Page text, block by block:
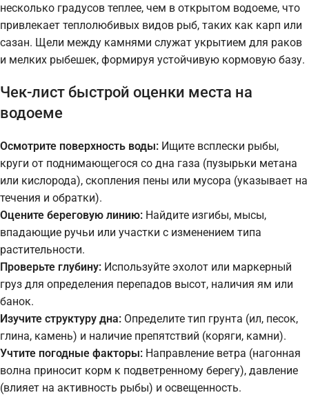
несколько градусов теплее, чем в открытом водоеме, что
привлекает теплолюбивых видов рыб, таких как карп или
сазан. Щели между камнями служат укрытием для раков
и мелких рыбешек, формируя устойчивую кормовую базу.
Чек-лист быстрой оценки места на
водоеме
Осмотрите поверхность воды: Ищите всплески рыбы,
круги от поднимающегося со дна газа (пузырьки метана
или кислорода), скопления пены или мусора (указывает на
течения и обратки).
Оцените береговую линию: Найдите изгибы, мысы,
впадающие ручьи или участки с изменением типа
растительности.
Проверьте глубину: Используйте эхолот или маркерный
груз для определения перепадов высот, наличия ям или
банок.
Изучите структуру дна: Определите тип грунта (ил, песок,
глина, камень) и наличие препятствий (коряги, камни).
Учтите погодные факторы: Направление ветра (нагонная
волна приносит корм к подветренному берегу), давление
(влияет на активность рыбы) и освещенность.